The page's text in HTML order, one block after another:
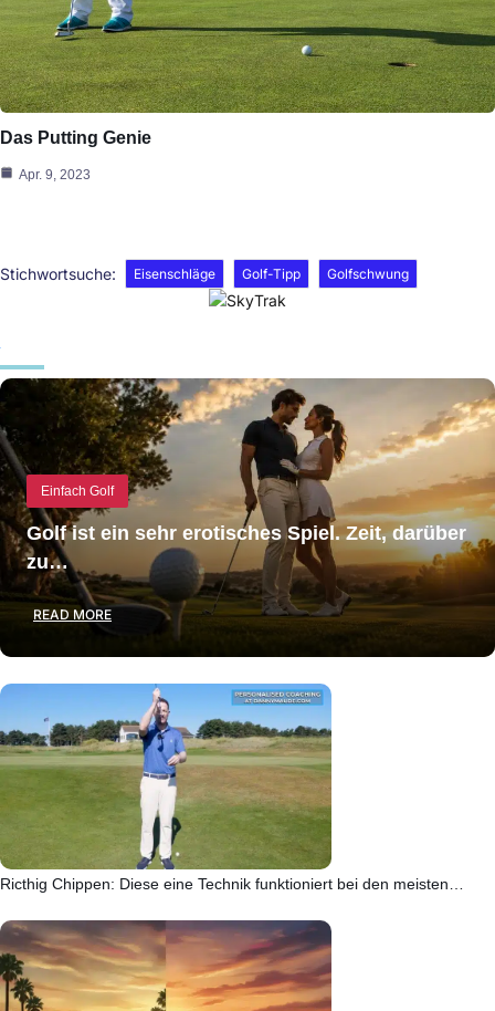
Das Putting Genie
Apr. 9, 2023
Stichwortsuche: Eisenschläge Golf-Tipp Golfschwung
Einfach Golf
Golf ist ein sehr erotisches Spiel. Zeit, darüber
zu…
READ MORE
Ricthig Chippen: Diese eine Technik funktioniert bei den meisten…